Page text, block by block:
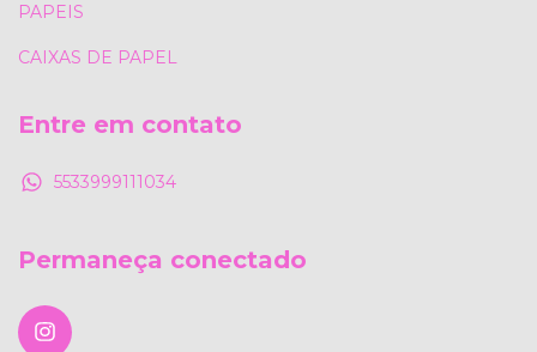
PAPEIS
CAIXAS DE PAPEL
Entre em contato
5533999111034
Permaneça conectado